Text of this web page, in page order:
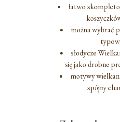
łatwo
można wybrać
słodycze
się jako drobne
motywy
spójny